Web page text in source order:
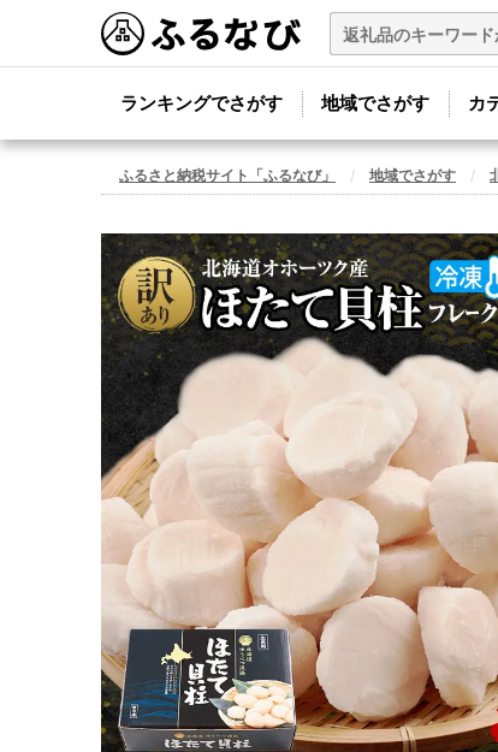
ランキングでさがす 地域でさがす カ
ふるさと納税サイト「ふるなび」 地域でさがす